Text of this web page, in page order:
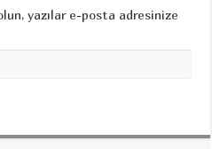
yazılar e-posta adresinize